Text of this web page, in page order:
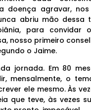
doença agravar, nos
abriu mão dessa
para convidar
nosso primeiro
o Jaime.
jornada. Em 80
mensalmente, o
ele mesmo. Às
que teve, às vezes